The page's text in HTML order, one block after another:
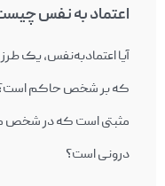
اعتماد به نفس
آیا اعتمادبه‌نفس، یک
که بر شخص حاکم است؟
مثبتی است که در شخص
درونی است؟